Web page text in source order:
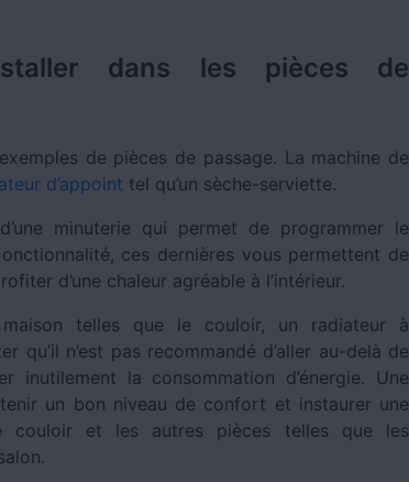
dans les pièces de
de pièces de passage. La machine de
d’appoint tel qu’un sèche-serviette.
minuterie qui permet de programmer le
ces dernières vous permettent de
d’une chaleur agréable à l’intérieur.
telles que le couloir, un radiateur à
qu’il n’est pas recommandé d’aller au-delà de
inutilement la consommation d’énergie. Une
un bon niveau de confort et instaurer une
couloir et les autres pièces telles que les